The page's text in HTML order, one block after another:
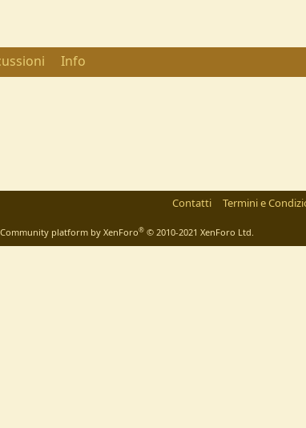
Info
Contatti Termini e
Community platform by XenForo® © 2010-2021 XenForo Ltd.